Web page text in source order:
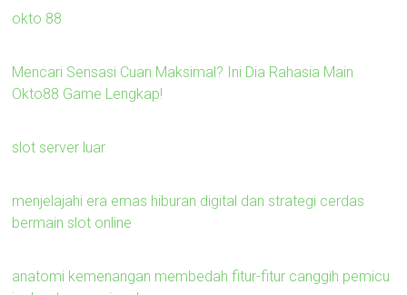
okto 88
Mencari Sensasi Cuan Maksimal? Ini Dia Rahasia Main
Okto88 Game Lengkap!
slot server luar
menjelajahi era emas hiburan digital dan strategi cerdas
bermain slot online
anatomi kemenangan membedah fitur-fitur canggih pemicu